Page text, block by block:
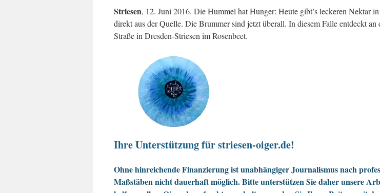
Striesen, 12. Juni 2016. Die Hummel hat Hunger: Heute gibt’s leckeren Nektar
direkt aus der Quelle. Die Brummer sind jetzt überall. In diesem Falle entdeckt an
Straße in Dresden-Striesen im Rosenbeet.
Ihre Unterstützung für striesen-oiger.de!
Ohne hinreichende Finanzierung ist unabhängiger Journalismus nach
Maßstäben nicht dauerhaft möglich. Bitte unterstützen Sie daher unsere